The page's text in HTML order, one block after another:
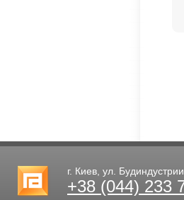
г. Киев, ул.
+38 (044) 233